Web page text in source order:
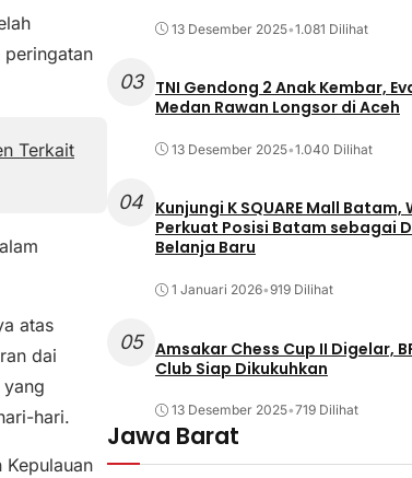
peringatan
Terkait
atas
dai
hari.
Kepulauan
13 Desember 2025•1.081 Dilihat
03
TNI Gendong 2 Anak Kembar,
Medan Rawan Longsor di Aceh
13 Desember 2025•1.040 Dilihat
04 Kunjungi K SQUARE Mall Batam,
Perkuat Posisi Batam sebagai
Belanja Baru
1 Januari 2026•919 Dilihat
05 Amsakar Chess Cup II Digelar,
Club Siap Dikukuhkan
13 Desember 2025•719 Dilihat
Jawa Barat